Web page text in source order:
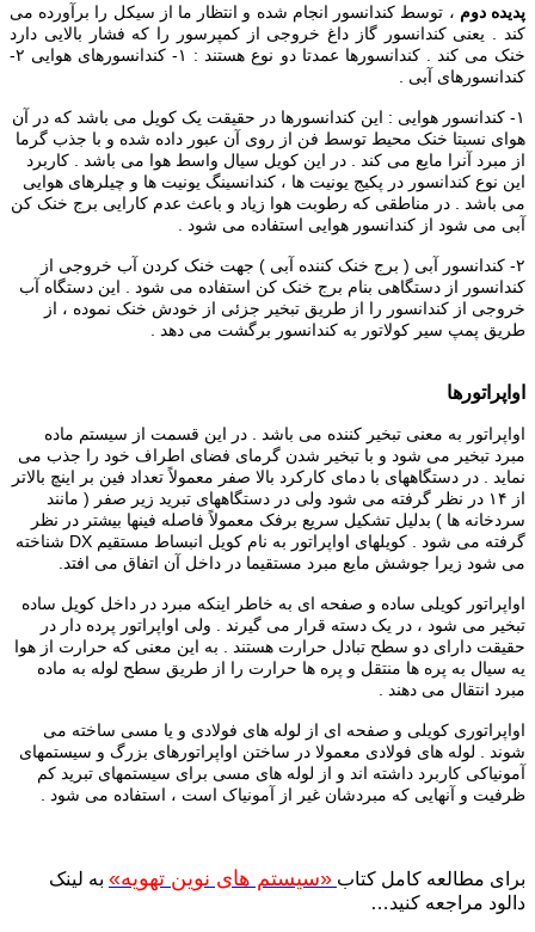
پدیده دوم ، توسط کندانسور انجام شده و انتظار ما از سیکل را برآورده می
کند . یعنی کندانسور گاز داغ خروجی از کمپرسور را که فشار بالایی دارد
خنک می کند . کندانسورها عمدتا دو نوع هستند : ۱- کندانسورهای هوایی ۲-
کندانسورهای آبی .
۱- کندانسور هوایی : این کندانسورها در حقیقت یک کویل می باشد که در آن
هوای نسبتا خنک محیط توسط فن از روی آن عبور داده شده و با جذب گرما
از مبرد آنرا مایع می کند . در این کویل سیال واسط هوا می باشد . کاربرد
این نوع کندانسور در پکیج یونیت ها ، کندانسینگ یونیت ها و چیلرهای هوایی
می باشد . در مناطقی که رطوبت هوا زیاد و باعث عدم کارایی برج خنک کن
آبی می شود از کندانسور هوایی استفاده می شود .
۲- کندانسور آبی ( برج خنک کننده آبی ) جهت خنک کردن آب خروجی از
کندانسور از دستگاهی بنام برج خنک کن استفاده می شود . این دستگاه آب
خروجی از کندانسور را از طریق تبخیر جزئی از خودش خنک نموده ، از
طریق پمپ سیر کولاتور به کندانسور برگشت می دهد .
اواپراتورها
اواپراتور به معنی تبخیر کننده می باشد . در این قسمت از سیستم ماده
مبرد تبخیر می شود و با تبخیر شدن گرمای فضای اطراف خود را جذب می
نماید . در دستگاههای با دمای کارکرد بالا صفر معمولاً تعداد فین بر اینچ بالاتر
از ۱۴ در نظر گرفته می شود ولی در دستگاههای تبرید زیر صفر ( مانند
سردخانه ها ) بدلیل تشکیل سریع برفک معمولاً فاصله فینها بیشتر در نظر
گرفته می شود . کویلهای اواپراتور به نام کویل انبساط مستقیم DX شناخته
می شود زیرا جوشش مایع مبرد مستقیما در داخل آن اتفاق می افتد.
اواپراتور کویلی ساده و صفحه ای به خاطر اینکه مبرد در داخل کویل ساده
تبخیر می شود ، در یک دسته قرار می گیرند . ولی اواپراتور پرده دار در
حقیقت دارای دو سطح تبادل حرارت هستند . به این معنی که حرارت از هوا
یه سیال به پره ها منتقل و پره ها حرارت را از طریق سطح لوله به ماده
مبرد انتقال می دهند .
اواپراتوری کویلی و صفحه ای از لوله های فولادی و یا مسی ساخته می
شوند . لوله های فولادی معمولا در ساختن اواپراتورهای بزرگ و سیستمهای
آمونیاکی کاربرد داشته اند و از لوله های مسی برای سیستمهای تبرید کم
ظرفیت و آنهایی که مبردشان غیر از آمونیاک است ، استفاده می شود .
برای مطالعه کامل کتاب «سیستم های نوین تهویه» به لینک
دالود مراجعه کنید…